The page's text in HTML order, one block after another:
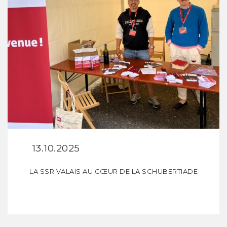
13.10.2025
LA SSR VALAIS AU CŒUR DE LA SCHUBERTIADE